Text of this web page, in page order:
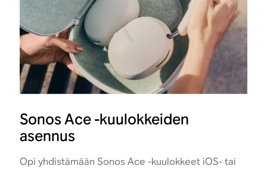
Sonos Ace -kuulokkeiden
asennus
Opi yhdistämään Sonos Ace -kuulokkeet iOS- tai